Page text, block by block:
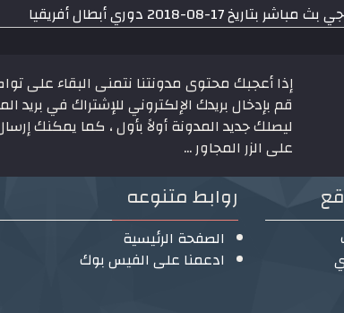
08-2018 دوري أبطال أفريقيا
إذا أعجبك محتوى مدونتنا نتمنى البقاء على
قم بإدخال بريدك الإلكتروني للإشتراك في بريد
ليصلك جديد المدونة أولاً بأول ، كما يمكنك
على الزر المجاور ...
روابط متنوعه
الصفحة الرئيسية
ادعمنا على الفيس بوك